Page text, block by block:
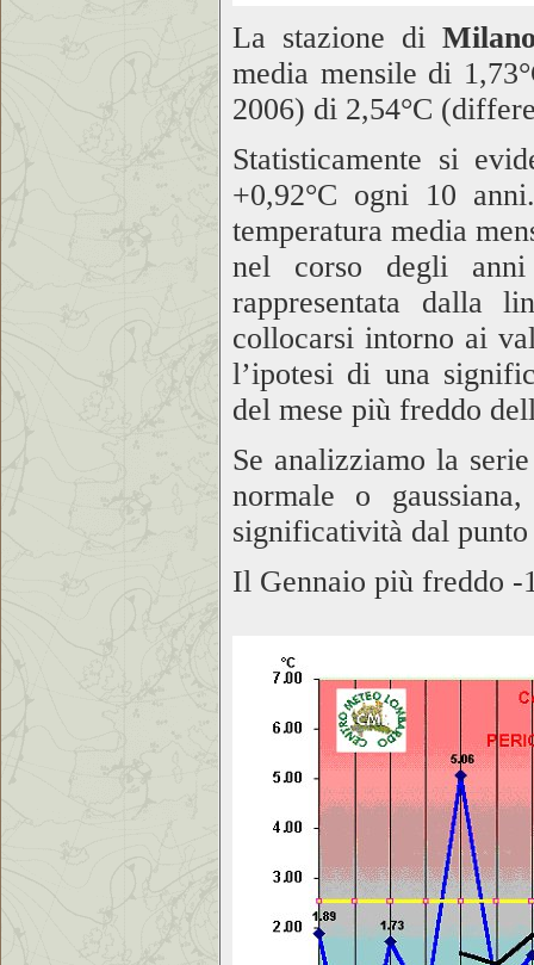
La stazione di
media mensile di
2006) di 2,54°C
Statisticamente si
+0,92°C ogni 10
temperatura media
nel corso degli
rappresentata dalla
collocarsi intorno ai
l’ipotesi di una
del mese più freddo
Se analizziamo la
normale o
significatività dal
Il Gennaio più freddo -